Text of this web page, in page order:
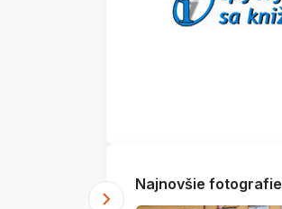
Najnovšie fotografie